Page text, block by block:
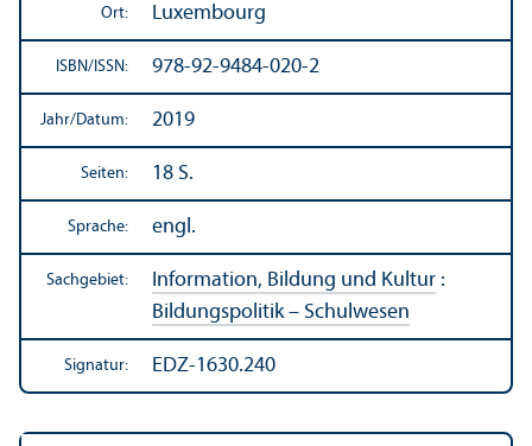
Ort: Luxembourg
ISBN/ ISSN: 978-92-9484-020-2
Jahr/Datum: 2019
Seiten: 18 S.
Sprache: engl.
Sachgebiet: Information, Bildung und Kultur :
Bildungs­politik – Schulwesen
Signatur: EDZ-1630.240